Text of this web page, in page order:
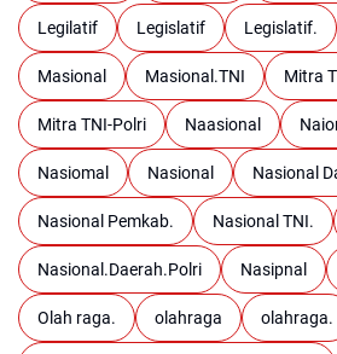
Legilatif Legislatif Legislatif.
Masional Masional.TNI Mitra
Mitra TNI-Polri Naasional
Nasiomal Nasional Nasional
Nasional Pemkab. Nasional TNI.
Nasional.Daerah.Polri Nasipnal
Olah raga. olahraga olahraga.